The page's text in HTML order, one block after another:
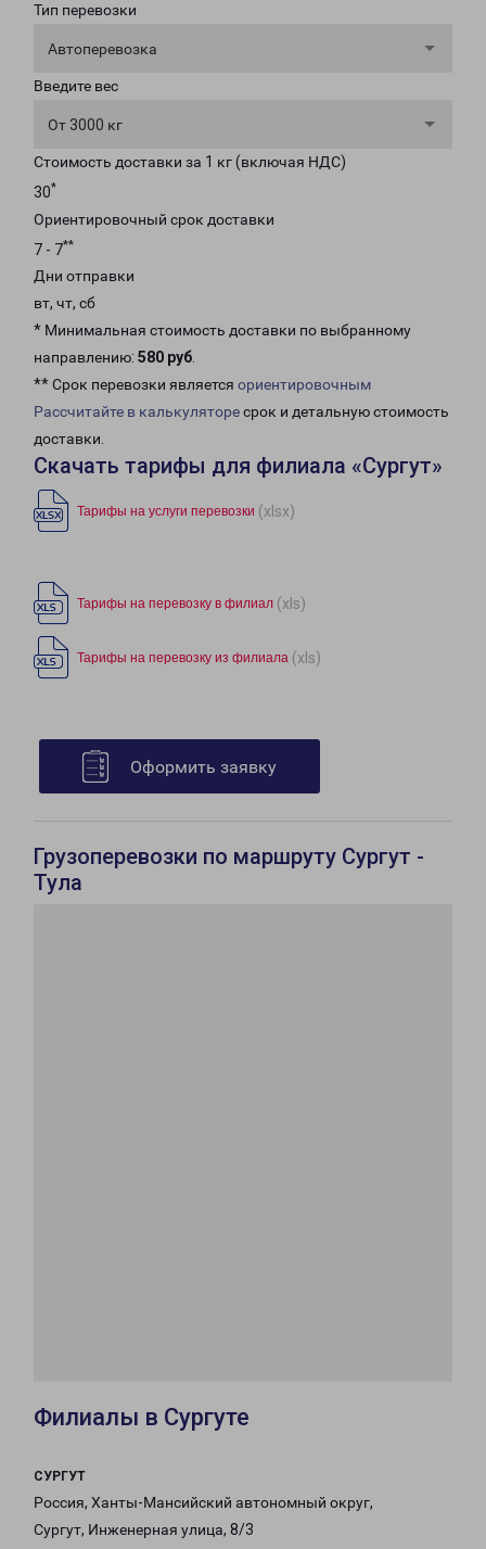
Тип перевозки
Автоперевозка
Введите вес
От 3000 кг
Стоимость доставки за 1 кг (включая НДС)
30*
Ориентировочный срок доставки
7 - 7**
Дни отправки
вт, чт, сб
* Минимальная стоимость доставки по выбранному
направлению: 580 руб.
** Срок перевозки является ориентировочным
Рассчитайте в калькуляторесрок и детальную стоимость
доставки.
Скачать тарифы для филиала «Сургут»
Тарифы на услуги перевозки (xlsx)
Тарифы на перевозку в филиал (xls)
Тарифы на перевозку из филиала (xls)
Оформить заявку
Грузоперевозки по маршруту Сургут -
Тула
Филиалы в Сургуте
СУРГУТ
Россия, Ханты-Мансийский автономный округ,
Сургут, Инженерная улица, 8/3